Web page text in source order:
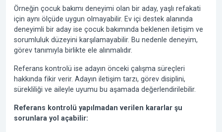
Örneğin çocuk bakımı deneyimi olan bir aday, yaşlı refakati
için aynı ölçüde uygun olmayabilir. Ev içi destek alanında
deneyimli bir aday ise çocuk bakımında beklenen iletişim ve
sorumluluk düzeyini karşılamayabilir. Bu nedenle deneyim,
görev tanımıyla birlikte ele alınmalıdır.
Referans kontrolü ise adayın önceki çalışma süreçleri
hakkında fikir verir. Adayın iletişim tarzı, görev disiplini,
sürekliliği ve aileyle uyumu bu aşamada değerlendirilebilir.
Referans kontrolü yapılmadan verilen kararlar şu
sorunlara yol açabilir: